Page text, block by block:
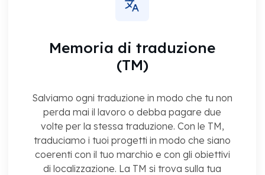
Memoria di traduzione
(TM)
Salviamo ogni traduzione in modo che tu non
perda mai il lavoro o debba pagare due
volte per la stessa traduzione. Con le TM,
traduciamo i tuoi progetti in modo che siano
coerenti con il tuo marchio e con gli obiettivi
di localizzazione. La TM si trova sulla tua